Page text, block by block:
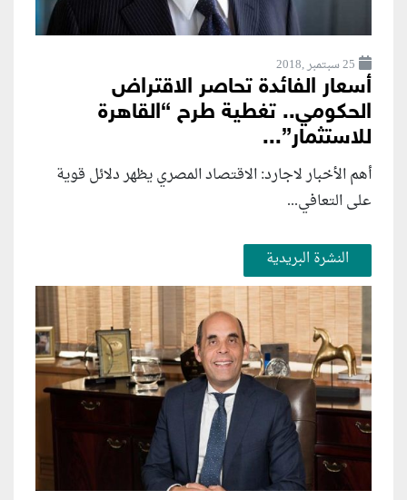
25 سبتمبر ,2018
أسعار الفائدة تحاصر الاقتراض
الحكومي.. تغطية طرح “القاهرة
للاستثمار”...
أهم الأخبار لاجارد: الاقتصاد المصري يظهر دلائل قوية
على التعافي...
النشرة البريدية